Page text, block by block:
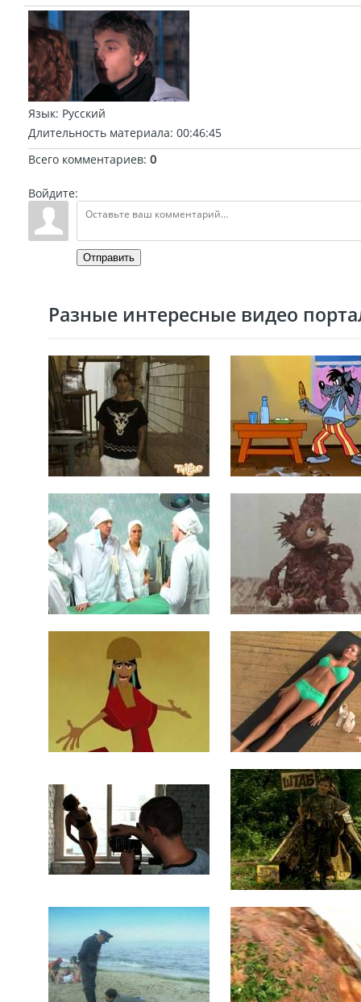
Язык: Русский
Длительность материала: 00:46:45
Всего комментариев: 0
Войдите:
Отправить
Разные интересные видео